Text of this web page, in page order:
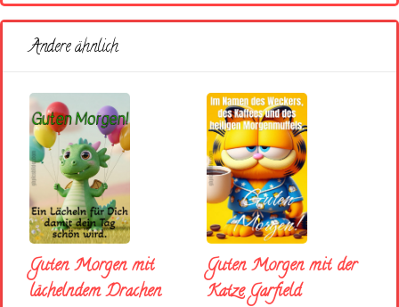
Andere ähnlich
Guten Morgen mit
lächelndem Drachen
Guten Morgen mit der
Katze Garfield